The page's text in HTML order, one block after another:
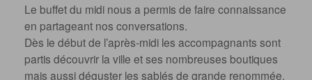
Le buffet du midi nous a permis de faire connaissance
en partageant nos conversations.
Dès le début de l’après-midi les accompagnants sont
partis découvrir la ville et ses nombreuses boutiques
mais aussi déguster les sablés de grande renommée.